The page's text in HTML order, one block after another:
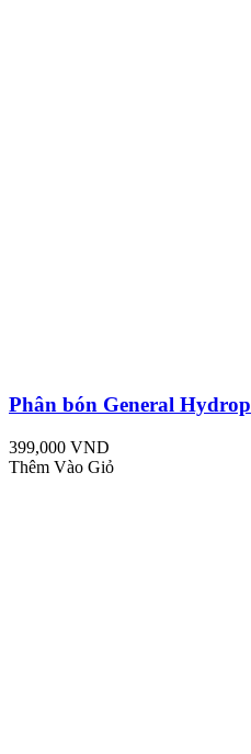
Phân bón General
399,000 VND
Thêm Vào Giỏ